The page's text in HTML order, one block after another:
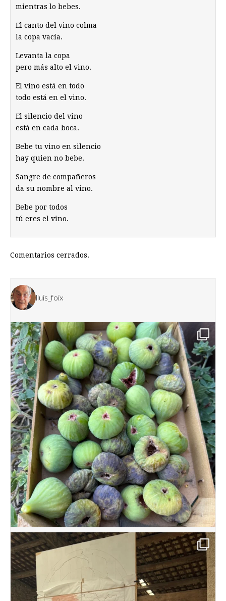
mientras lo bebes.
El canto del vino colma
la copa vacía.
Levanta la copa
pero más alto el vino.
El vino está en todo
todo está en el vino.
El silencio del vino
está en cada boca.
Bebe tu vino en silencio
hay quien no bebe.
Sangre de compañeros
da su nombre al vino.
Bebe por todos
tú eres el vino.
Comentarios cerrados.
lluis_foix